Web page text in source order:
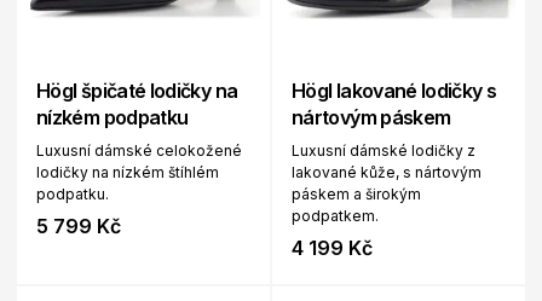
Högl špičaté lodičky na
nízkém podpatku
Luxusní dámské celokožené
lodičky na nízkém štíhlém
podpatku.
5 799 Kč
Högl lakované lodičky s
nártovým páskem
Luxusní dámské lodičky z
lakované kůže, s nártovým
páskem a širokým
podpatkem.
4 199 Kč